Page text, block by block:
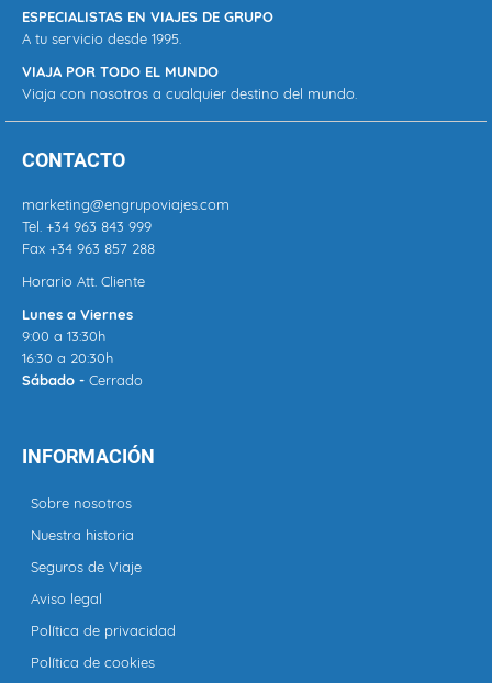
ESPECIALISTAS EN VIAJES DE GRUPO
A tu servicio desde 1995.
VIAJA POR TODO EL MUNDO
Viaja con nosotros a cualquier destino del mundo.
CONTACTO
marketing@engrupoviajes.com
Tel. +34 963 843 999
Fax +34 963 857 288
Horario Att. Cliente
Lunes a Viernes
9:00 a 13:30h
16:30 a 20:30h
Sábado - Cerrado
INFORMACIÓN
Sobre nosotros
Nuestra historia
Seguros de Viaje
Aviso legal
Política de privacidad
Política de cookies